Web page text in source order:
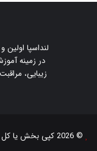
لنداسپا
در زمینه
زیبایی،
© 2026 کپی بخش یا کل هر کدام از مطالب